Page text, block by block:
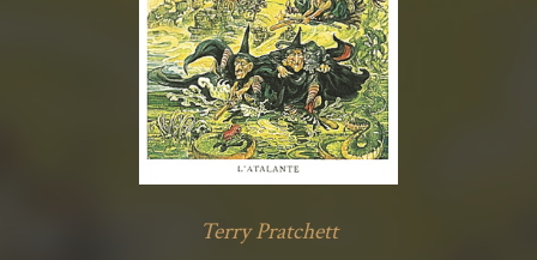
Terry Pratchett